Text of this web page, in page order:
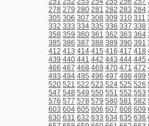
440 441 442 443 444 445 446 447
467 468 469 470 471 472 473 474
494 495 496 497 498 499 500 501
521 522 523 524 525 526 527 528
548 549 550 551 552 553 554 555
577 578 579 580 581 582 583 584
604 605 606 607 608 609 610 611
631 632 633 634 635 636 637 638
658 659 660 661 662 663 664 665
685 686 687 688 689 690 691 692
712
Vnitřní součást monografie:
- s. [1] - 2;
kapitola - Reisekunde- s. 3 - 28;